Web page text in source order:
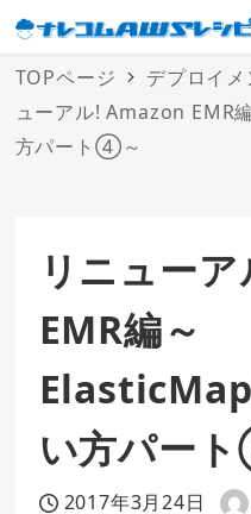
TOPページ デプロイ
ューアル! Amazon EMR
方パート④～
リニュー
EMR編～
い方パー
2017年3月24日